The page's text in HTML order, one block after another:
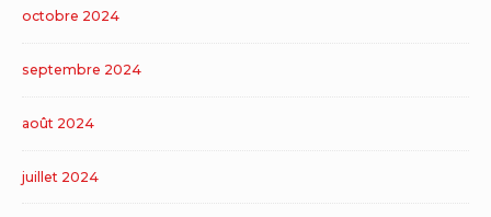
octobre 2024
septembre 2024
août 2024
juillet 2024